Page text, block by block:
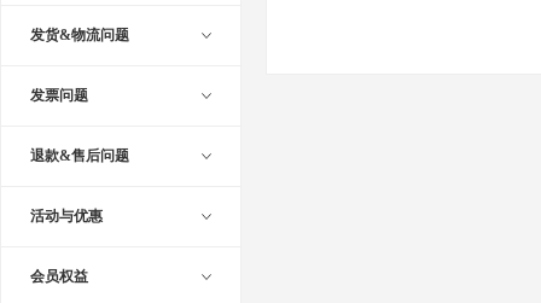
发货&物流问题
发票问题
退款&售后问题
活动与优惠
会员权益